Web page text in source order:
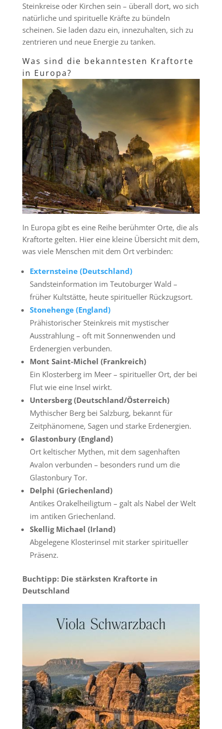
Steinkreise oder Kirchen sein – überall dort, wo sich
natürliche und spirituelle Kräfte zu bündeln
scheinen. Sie laden dazu ein, innezuhalten, sich zu
zentrieren und neue Energie zu tanken.
Was sind die bekanntesten Kraftorte
in Europa?
In Europa gibt es eine Reihe berühmter Orte, die als
Kraftorte gelten. Hier eine kleine Übersicht mit dem,
was viele Menschen mit dem Ort verbinden:
Externsteine (Deutschland)
Sandsteinformation im Teutoburger Wald –
früher Kultstätte, heute spiritueller Rückzugsort.
Stonehenge (England)
Prähistorischer Steinkreis mit mystischer
Ausstrahlung – oft mit Sonnenwenden und
Erdenergien verbunden.
Mont Saint-Michel (Frankreich)
Ein Klosterberg im Meer – spiritueller Ort, der bei
Flut wie eine Insel wirkt.
Untersberg (Deutschland/Österreich)
Mythischer Berg bei Salzburg, bekannt für
Zeitphänomene, Sagen und starke Erdenergien.
Glastonbury (England)
Ort keltischer Mythen, mit dem sagenhaften
Avalon verbunden – besonders rund um die
Glastonbury Tor.
Delphi (Griechenland)
Antikes Orakelheiligtum – galt als Nabel der Welt
im antiken Griechenland.
Skellig Michael (Irland)
Abgelegene Klosterinsel mit starker spiritueller
Präsenz.
Buchtipp: Die stärksten Kraftorte in
Deutschland